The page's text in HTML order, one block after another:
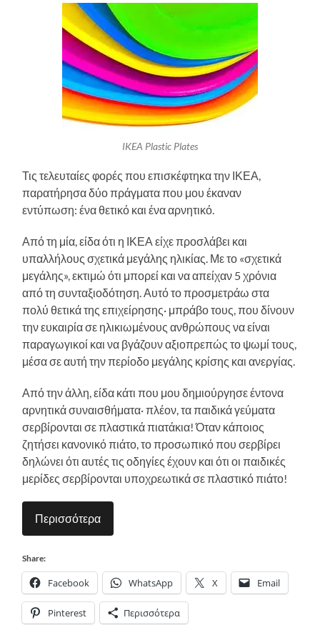
IKEA Plastic Plates
Τις τελευταίες φορές που επισκέφτηκα την ΙΚΕΑ,
παρατήρησα δύο πράγματα που μου έκαναν
εντύπωση: ένα θετικό και ένα αρνητικό.
Από τη μία, είδα ότι η ΙΚΕΑ είχε προσλάβει και
υπαλλήλους σχετικά μεγάλης ηλικίας. Με το «σχετικά
μεγάλης», εκτιμώ ότι μπορεί και να απείχαν 5 χρόνια
από τη συνταξιοδότηση. Αυτό το προσμετράω στα
πολύ θετικά της επιχείρησης· μπράβο τους, που δίνουν
την ευκαιρία σε ηλικιωμένους ανθρώπους να είναι
παραγωγικοί και να βγάζουν αξιοπρεπώς το ψωμί τους,
μέσα σε αυτή την περίοδο μεγάλης κρίσης και ανεργίας.
Από την άλλη, είδα κάτι που μου δημιούργησε έντονα
αρνητικά συναισθήματα· πλέον, τα παιδικά γεύματα
σερβίρονται σε πλαστικά πιατάκια! Όταν κάποιος
ζητήσει κανονικό πιάτο, το προσωπικό που σερβίρει
δηλώνει ότι αυτές τις οδηγίες έχουν και ότι οι παιδικές
μερίδες σερβίρονται υποχρεωτικά σε πλαστικό πιάτο!
Περισσότερα
Share:
Facebook WhatsApp X Email
Pinterest Περισσότερα